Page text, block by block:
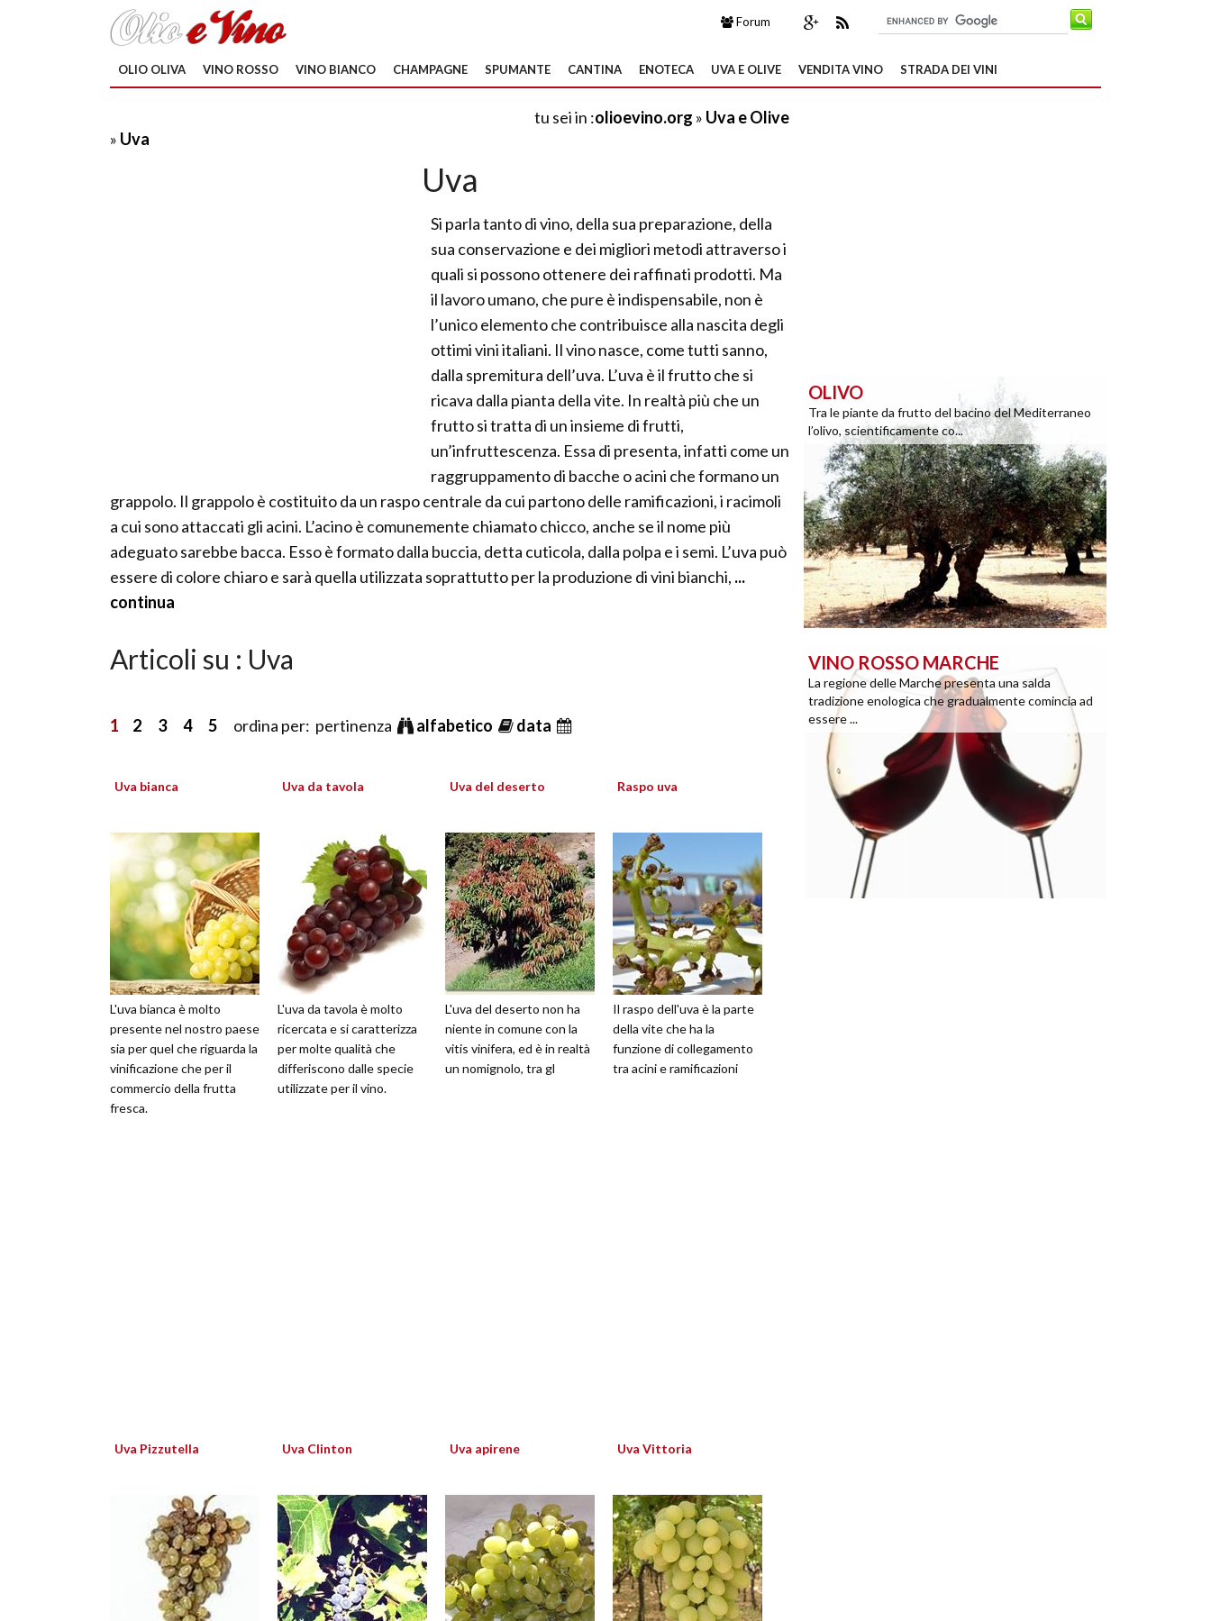
Forum
OLIO OLIVA VINO ROSSO VINO BIANCO CHAMPAGNE SPUMANTE CANTINA ENOTECA UVA E OLIVE VENDITA VINO STRADA DEI VINI
tu sei in :olioevino.org » Uva e Olive
» Uva
Uva
Si parla tanto di vino, della sua preparazione, della
sua conservazione e dei migliori metodi attraverso i
quali si possono ottenere dei raffinati prodotti. Ma
il lavoro umano, che pure è indispensabile, non è
l’unico elemento che contribuisce alla nascita degli
ottimi vini italiani. Il vino nasce, come tutti sanno,
dalla spremitura dell’uva. L’uva è il frutto che si
ricava dalla pianta della vite. In realtà più che un
frutto si tratta di un insieme di frutti,
un’infruttescenza. Essa di presenta, infatti come un
raggruppamento di bacche o acini che formano un
grappolo. Il grappolo è costituito da un raspo centrale da cui partono delle ramificazioni, i racimoli
a cui sono attaccati gli acini. L’acino è comunemente chiamato chicco, anche se il nome più
adeguato sarebbe bacca. Esso è formato dalla buccia, detta cuticola, dalla polpa e i semi. L’uva può
essere di colore chiaro e sarà quella utilizzata soprattutto per la produzione di vini bianchi, ...
continua
Articoli su : Uva
1 2 3 4 5 ordina per: pertinenza alfabetico data
Uva bianca
L'uva bianca è molto
presente nel nostro paese
sia per quel che riguarda la
vinificazione che per il
commercio della frutta
fresca.
Uva da tavola
L'uva da tavola è molto
ricercata e si caratterizza
per molte qualità che
differiscono dalle specie
utilizzate per il vino.
Uva del deserto
L'uva del deserto non ha
niente in comune con la
vitis vinifera, ed è in realtà
un nomignolo, tra gl
Raspo uva
Il raspo dell'uva è la parte
della vite che ha la
funzione di collegamento
tra acini e ramificazioni
Uva Pizzutella Uva Clinton Uva apirene Uva Vittoria
OLIVO
Tra le piante da frutto del bacino del Mediterraneo
l’olivo, scientificamente co...
VINO ROSSO MARCHE
La regione delle Marche presenta una salda
tradizione enologica che gradualmente comincia ad
essere ...